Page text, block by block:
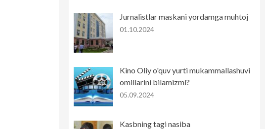
Jurnalistlar maskani yordamga muhtoj
01.10.2024
Kino Oliy o'quv yurti mukammallashuvi
omillarini bilamizmi?
05.09.2024
Kasbning tagi nasiba